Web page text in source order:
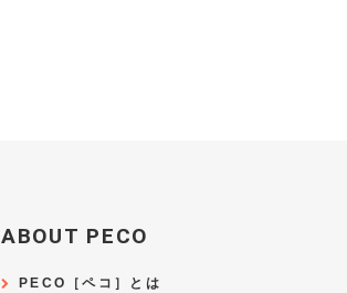
ABOUT PECO
PECO［ペコ］とは